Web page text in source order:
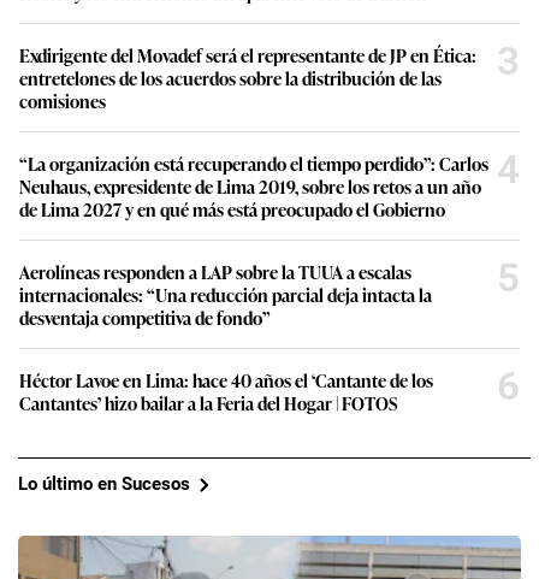
Exdirigente del Movadef será el representante de JP en Ética:
entretelones de los acuerdos sobre la distribución de las
comisiones
3
“La organización está recuperando el tiempo perdido”: Carlos
Neuhaus, expresidente de Lima 2019, sobre los retos a un año
de Lima 2027 y en qué más está preocupado el Gobierno
4
Aerolíneas responden a LAP sobre la TUUA a escalas
internacionales: “Una reducción parcial deja intacta la
desventaja competitiva de fondo”
5
Héctor Lavoe en Lima: hace 40 años el ‘Cantante de los
Cantantes’ hizo bailar a la Feria del Hogar | FOTOS
6
Lo último en Sucesos